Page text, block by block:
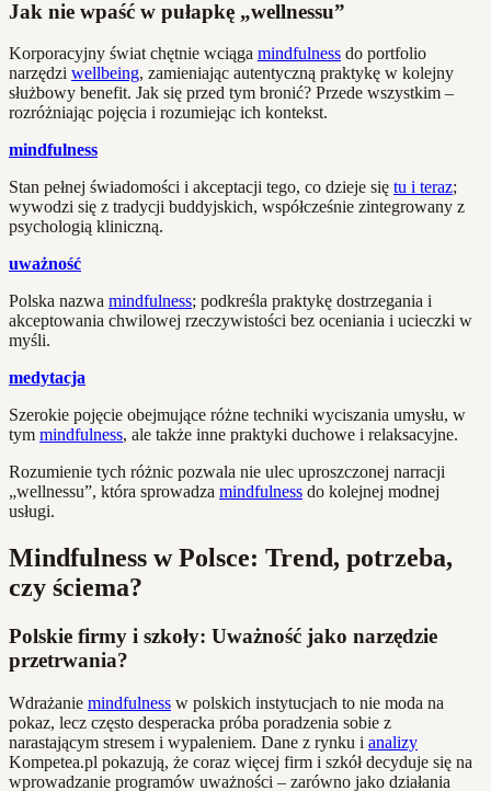
Jak nie wpaść w pułapkę „wellnessu”
Korporacyjny świat chętnie wciąga mindfulness do portfolio
narzędzi wellbeing, zamieniając autentyczną praktykę w kolejny
służbowy benefit. Jak się przed tym bronić? Przede wszystkim –
rozróżniając pojęcia i rozumiejąc ich kontekst.
mindfulness
Stan pełnej świadomości i akceptacji tego, co dzieje się tu i teraz;
wywodzi się z tradycji buddyjskich, współcześnie zintegrowany z
psychologią kliniczną.
uważność
Polska nazwa mindfulness; podkreśla praktykę dostrzegania i
akceptowania chwilowej rzeczywistości bez oceniania i ucieczki w
myśli.
medytacja
Szerokie pojęcie obejmujące różne techniki wyciszania umysłu, w
tym mindfulness, ale także inne praktyki duchowe i relaksacyjne.
Rozumienie tych różnic pozwala nie ulec uproszczonej narracji
„wellnessu”, która sprowadza mindfulness do kolejnej modnej
usługi.
Mindfulness w Polsce: Trend, potrzeba,
czy ściema?
Polskie firmy i szkoły: Uważność jako narzędzie
przetrwania?
Wdrażanie mindfulness w polskich instytucjach to nie moda na
pokaz, lecz często desperacka próba poradzenia sobie z
narastającym stresem i wypaleniem. Dane z rynku i analizy
Kompetea.pl pokazują, że coraz więcej firm i szkół decyduje się na
wprowadzanie programów uważności – zarówno jako działania